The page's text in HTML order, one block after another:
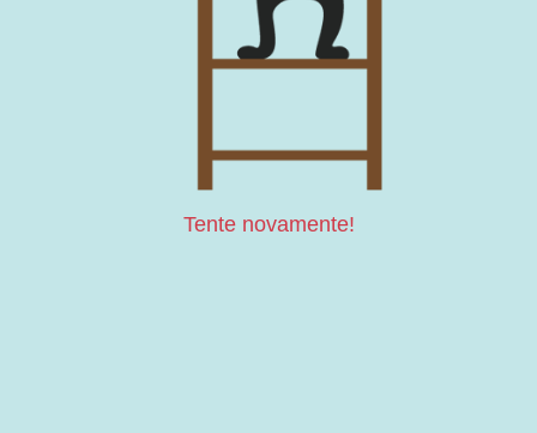
Tente novamente!